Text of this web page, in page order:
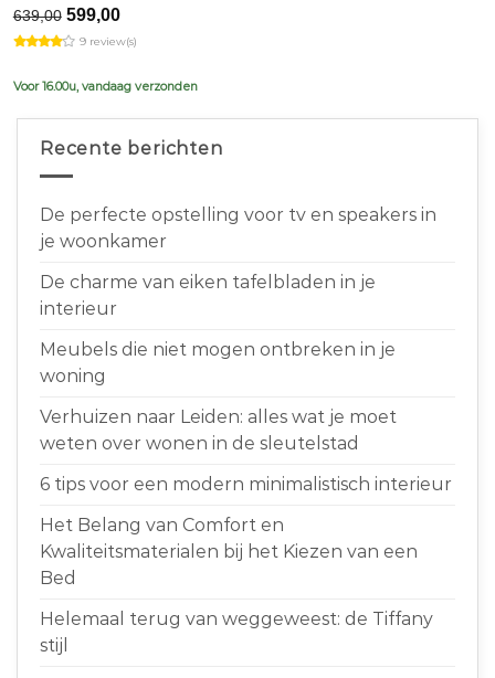
639,00 Original
price
was:
599,00Current
is:
9 review(s)
Voor 16.00u, vandaag verzonden
Recente berichten
De perfecte opstelling voor tv en speakers in
je woonkamer
De charme van eiken tafelbladen in je
interieur
Meubels die niet mogen ontbreken in je
woning
Verhuizen naar Leiden: alles wat je moet
weten over wonen in de sleutelstad
6 tips voor een modern minimalistisch interieur
Het Belang van Comfort en
Kwaliteitsmaterialen bij het Kiezen van een
Bed
Helemaal terug van weggeweest: de Tiffany
stijl